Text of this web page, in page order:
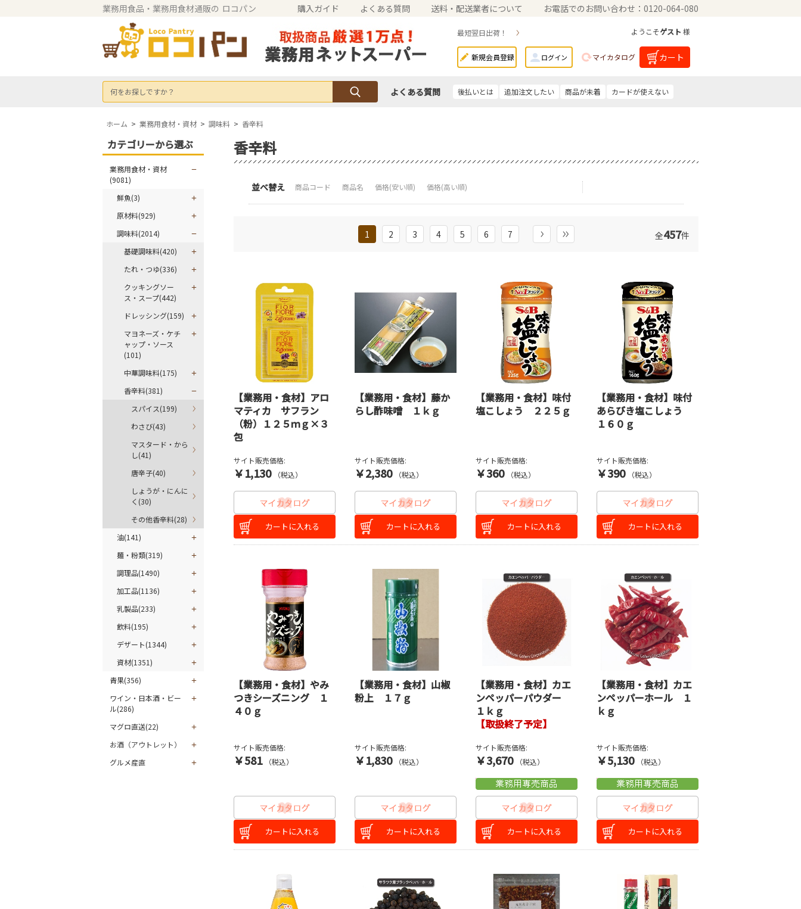
業務用食品・業務用食材通販の ロコパン 購入ガイド よくある質問 送料・配送業者について お電話でのお問い合わせ：0120-064-080
最短翌日出荷！ ようこそゲスト 様
新規会員登録 ログイン マイカタログ カート
何をお探しですか？ よくある質問 後払いとは 追加注文したい 商品が未着 カードが使えない
ホーム > 業務用食材・資材 > 調味料 > 香辛料
香辛料
並べ替え 商品コード 商品名 価格(安い順) 価格(高い順)
全457件
1 2 3 4 5 6 7
【業務用・食材】アロ
マティカ サフラン
（粉）１２５ｍｇ×３
包
サイト販売価格:
￥1,130 （税込）
カートに入れる
【業務用・食材】藤か
らし酢味噌 １ｋｇ
サイト販売価格:
￥2,380 （税込）
カートに入れる
【業務用・食材】味付
塩こしょう ２２５ｇ
サイト販売価格:
￥360 （税込）
カートに入れる
【業務用・食材】味付
あらびき塩こしょう
１６０ｇ
サイト販売価格:
￥390 （税込）
カートに入れる
【業務用・食材】やみ
つきシーズニング １
４０ｇ
サイト販売価格:
￥581 （税込）
カートに入れる
【業務用・食材】山椒
粉上 １７ｇ
サイト販売価格:
￥1,830 （税込）
カートに入れる
【業務用・食材】カエ
ンペッパーパウダー
１ｋｇ
【取扱終了予定】
サイト販売価格:
￥3,670 （税込）
カートに入れる
【業務用・食材】カエ
ンペッパーホール １
ｋｇ
サイト販売価格:
￥5,130 （税込）
カートに入れる
カテゴリーから選ぶ
業務用食材・資材
(9081)
鮮魚(3)
原材料(929)
調味料(2014)
基礎調味料(420)
たれ・つゆ(336)
クッキングソー
ス・スープ(442)
ドレッシング(159)
マヨネーズ・ケチ
ャップ・ソース
(101)
中華調味料(175)
香辛料(381)
スパイス(199)
わさび(43)
マスタード・から
し(41)
唐辛子(40)
しょうが・にんに
く(30)
その他香辛料(28)
油(141)
麺・粉類(319)
調理品(1490)
加工品(1136)
乳製品(233)
飲料(195)
デザート(1344)
資材(1351)
青果(356)
ワイン・日本酒・ビー
ル(286)
マグロ直送(22)
お酒（アウトレット）
グルメ産直